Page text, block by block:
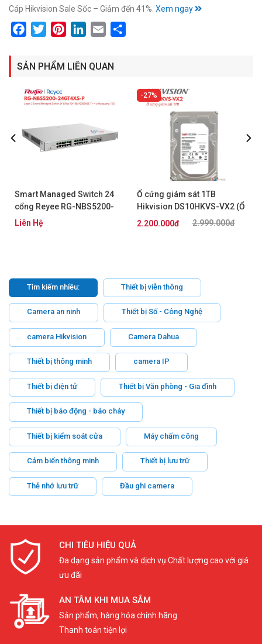
Cáp Hikvision Sale Sốc – Giảm đến 41%. Xem ngay
FacebookTwitterPinterestLinkedIn
Email
SẢN PHẨM LIÊN QUAN
Smart Managed Switch 24
cổng Reyee RG-NBS5200-
24GT4XS-P
Liên Hệ
27%
Ổ cứng giám sát 1TB
Hikvision DS10HKVS-VX2 (Ổ
2.5 inch)
2.999.000đ
2.200.000đ
Tìm kiếm nhiều: Thiết bị viễn thông
Camera an ninh Thiết bị Số - Công Nghệ
camera Hikvision Camera Dahua
Thiết bị thông minh camera IP
Thiết bị điện tử Thiết bị Văn phòng - Gia đình
Thiết bị báo động - báo cháy
Thiết bị kiểm soát cửa Máy chấm công
Cảm biến thông minh Thiết bị lưu trữ
Thẻ nhớ lưu trữ Đầu ghi camera
CHI TIÊU HIỆU QUẢ
Đa dạng sản phẩm và dịch vụ Chất lượng cao với giá
ưu đãi
AN TÂM KHI MUA SẮM
Sản phẩm, hàng hóa chính hãng
Thanh toán tiện lợi